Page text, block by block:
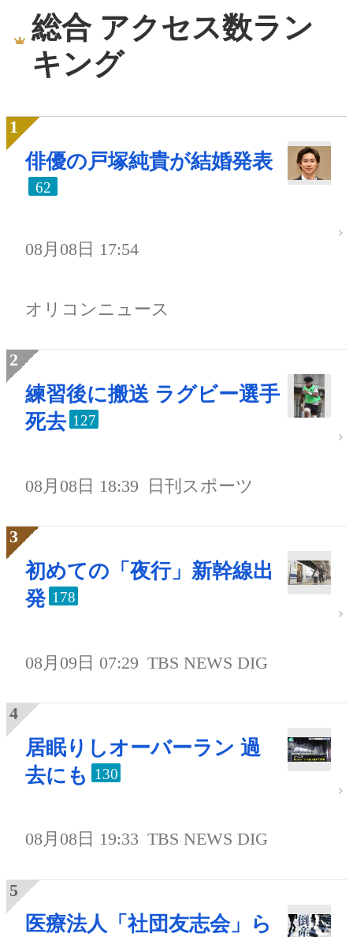
総合 アクセス数ラン
キング
俳優の戸塚純貴が結婚発表
62
08月08日 17:54
オリコンニュース
練習後に搬送 ラグビー選手
死去 127
08月08日 18:39 日刊スポーツ
初めての「夜行」新幹線出
発 178
08月09日 07:29 TBS NEWS DIG
居眠りしオーバーラン 過
去にも
130
08月08日 19:33 TBS NEWS DIG
医療法人「社団友志会」ら